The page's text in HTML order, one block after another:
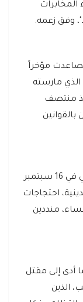
وفق زعمه.
تصاعدت مؤخراً
الذي مارسته
منتصف
وتشهد البلاد منذ وفاة الشابة مهسا أميني في 16 سبتمبر
احتجاجات
منددين
أدى إلى مقتل
الذين